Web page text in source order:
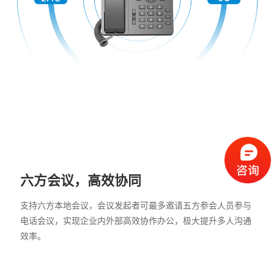
六方会议，高效协同
支持六方本地会议，会议发起者可最多邀请五方参会人员参与
电话会议，实现企业内外部高效协作办公，极大提升多人沟通
效率。